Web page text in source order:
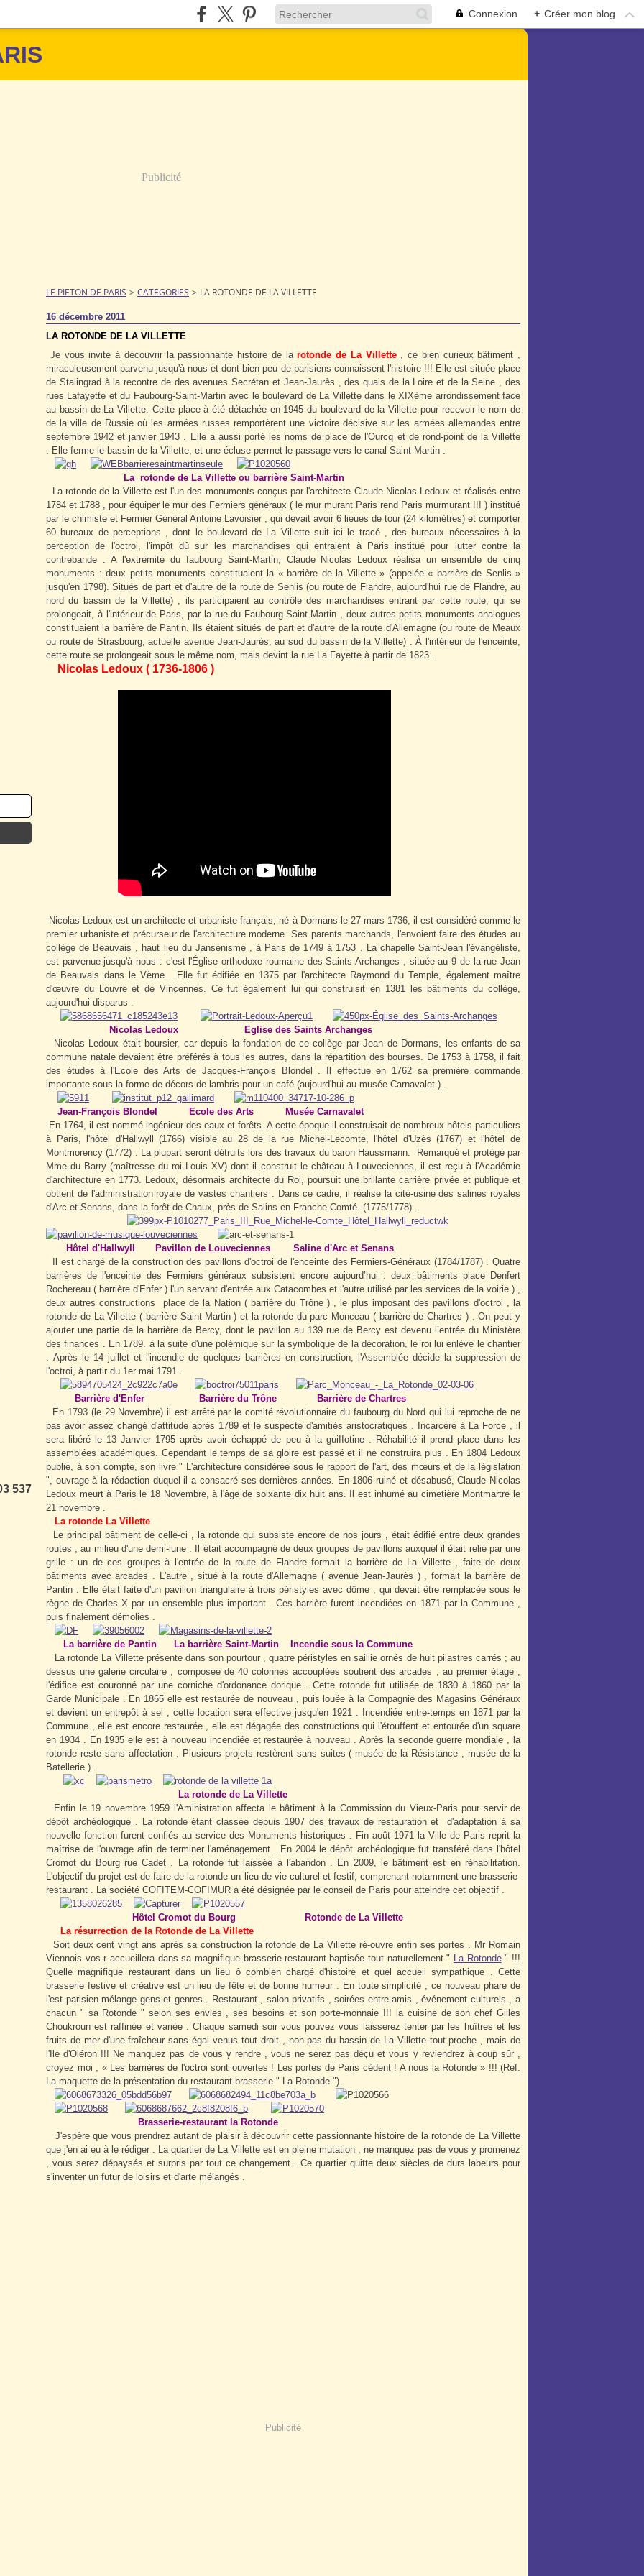
Connexion + Créer mon blog
Publicité
537
LE PIETON DE PARIS > CATEGORIES > LA ROTONDE DE LA VILLETTE
16 décembre 2011
LA ROTONDE DE LA VILLETTE
Je vous invite à découvrir la passionnante histoire de larotonde de La Villette , ce bien curieux bâtiment ,
miraculeusement parvenu jusqu'à nous et dont bien peu de parisiens connaissent l'histoire !!! Elle est située place
de Stalingrad à la recontre de des avenues Secrétan et Jean-Jaurès , des quais de la Loire et de la Seine , des
rues Lafayette et du Faubourg-Saint-Martin avec le boulevard de La Villette dans le XIXème arrondissement face
au bassin de La Villette. Cette place à été détachée en 1945 du boulevard de la Villette pour recevoir le nom de
de la ville de Russie où les armées russes remportèrent une victoire décisive sur les armées allemandes entre
septembre 1942 et janvier 1943 . Elle a aussi porté les noms de place de l'Ourcq et de rond-point de la Villette
. Elle ferme le bassin de la Villette, et une écluse permet le passage vers le canal Saint-Martin .
La rotonde de La Villette ou barrière Saint-Martin
La rotonde de la Villette est l'un des monuments conçus par l'architecte Claude Nicolas Ledoux et réalisés entre
1784 et 1788 , pour équiper le mur des Fermiers généraux ( le mur murant Paris rend Paris murmurant !!! ) institué
par le chimiste et Fermier Général Antoine Lavoisier , qui devait avoir 6 lieues de tour (24 kilomètres) et comporter
60 bureaux de perceptions , dont le boulevard de La Villette suit ici le tracé , des bureaux nécessaires à la
perception de l'octroi, l'impôt dû sur les marchandises qui entraient à Paris institué pour lutter contre la
contrebande . A l'extrémité du faubourg Saint-Martin, Claude Nicolas Ledoux réalisa un ensemble de cinq
monuments : deux petits monuments constituaient la « barrière de la Villette » (appelée « barrière de Senlis »
jusqu'en 1798). Situés de part et d'autre de la route de Senlis (ou route de Flandre, aujourd'hui rue de Flandre, au
nord du bassin de la Villette) , ils participaient au contrôle des marchandises entrant par cette route, qui se
prolongeait, à l'intérieur de Paris, par la rue du Faubourg-Saint-Martin , deux autres petits monuments analogues
constituaient la barrière de Pantin. Ils étaient situés de part et d'autre de la route d'Allemagne (ou route de Meaux
ou route de Strasbourg, actuelle avenue Jean-Jaurès, au sud du bassin de la Villette) . À l'intérieur de l'enceinte,
cette route se prolongeait sous le même nom, mais devint la rue La Fayette à partir de 1823 .
Nicolas Ledoux ( 1736-1806 )
Nicolas Ledoux est un architecte et urbaniste français, né à Dormans le 27 mars 1736, il est considéré comme le
premier urbaniste et précurseur de l'architecture moderne. Ses parents marchands, l'envoient faire des études au
collège de Beauvais , haut lieu du Jansénisme , à Paris de 1749 à 1753 . La chapelle Saint-Jean l'évangéliste,
est parvenue jusqu'à nous : c'est l'Église orthodoxe roumaine des Saints-Archanges , située au 9 de la rue Jean
de Beauvais dans le Vème . Elle fut édifiée en 1375 par l'architecte Raymond du Temple, également maître
d'œuvre du Louvre et de Vincennes. Ce fut également lui qui construisit en 1381 les bâtiments du collège,
aujourd'hui disparus .
Nicolas Ledoux Eglise des Saints Archanges
Nicolas Ledoux était boursier, car depuis la fondation de ce collège par Jean de Dormans, les enfants de sa
commune natale devaient être préférés à tous les autres, dans la répartition des bourses. De 1753 à 1758, il fait
des études à l'Ecole des Arts de Jacques-François Blondel . Il effectue en 1762 sa première commande
importante sous la forme de décors de lambris pour un café (aujourd'hui au musée Carnavalet ) .
Jean-François Blondel Ecole des Arts Musée Carnavalet
En 1764, il est nommé ingénieur des eaux et forêts. A cette époque il construisait de nombreux hôtels particuliers
à Paris, l'hôtel d'Hallwyll (1766) visible au 28 de la rue Michel-Lecomte, l'hôtel d'Uzès (1767) et l'hôtel de
Montmorency (1772) . La plupart seront détruits lors des travaux du baron Haussmann. Remarqué et protégé par
Mme du Barry (maîtresse du roi Louis XV) dont il construit le château à Louveciennes, il est reçu à l'Académie
d'architecture en 1773. Ledoux, désormais architecte du Roi, poursuit une brillante carrière privée et publique et
obtient de l'administration royale de vastes chantiers . Dans ce cadre, il réalise la cité-usine des salines royales
d'Arc et Senans, dans la forêt de Chaux, près de Salins en Franche Comté. (1775/1778) .
Hôtel d'Hallwyll Pavillon de Louveciennes Saline d'Arc et Senans
Il est chargé de la construction des pavillons d'octroi de l'enceinte des Fermiers-Généraux (1784/1787) . Quatre
barrières de l'enceinte des Fermiers généraux subsistent encore aujourd’hui : deux bâtiments place Denfert
Rochereau ( barrière d'Enfer ) l'un servant d'entrée aux Catacombes et l'autre utilisé par les services de la voirie ) ,
deux autres constructions place de la Nation ( barrière du Trône ) , le plus imposant des pavillons d'octroi , la
rotonde de La Villette ( barrière Saint-Martin ) et la rotonde du parc Monceau ( barrière de Chartres ) .On peut y
ajouter une partie de la barrière de Bercy, dont le pavillon au 139 rue de Bercy est devenu l’entrée du Ministère
des finances . En 1789. à la suite d'une polémique sur la symbolique de la décoration, le roi lui enlève le chantier
. Après le 14 juillet et l'incendie de quelques barrières en construction, l'Assemblée décide la suppression de
l'octroi, à partir du 1er mai 1791 .
Barrière d'Enfer Barrière du Trône Barrière de Chartres
En 1793 (le 29 Novembre) il est arrêté par le comité révolutionnaire du faubourg du Nord qui lui reproche de ne
pas avoir assez changé d'attitude après 1789 et le suspecte d'amitiés aristocratiques . Incarcéré à La Force , il
sera libéré le 13 Janvier 1795 après avoir échappé de peu à la guiIIotine . Réhabilité il prend place dans les
assemblées académiques. Cependant le temps de sa gloire est passé et il ne construira plus . En 1804 Ledoux
publie, à son compte, son livre " L'architecture considérée sous le rapport de l'art, des mœurs et de la législation
", ouvrage à la rédaction duquel il a consacré ses dernières années. En 1806 ruiné et désabusé, Claude Nicolas
Ledoux meurt à Paris le 18 Novembre, à l'âge de soixante dix huit ans. Il est inhumé au cimetière Montmartre le
21 novembre .
La rotonde La Villette
Le principal bâtiment de celle-ci , la rotonde qui subsiste encore de nos jours , était édifié entre deux grandes
routes , au milieu d'une demi-lune . Il était accompagné de deux groupes de pavillons auxquel il était relié par une
grille : un de ces groupes à l'entrée de la route de Flandre formait la barrière de La Villette , faite de deux
bâtiments avec arcades . L'autre , situé à la route d'Allemagne ( avenue Jean-Jaurès ) , formait la barrière de
Pantin . Elle était faite d'un pavillon triangulaire à trois péristyles avec dôme , qui devait être remplacée sous le
règne de Charles X par un ensemble plus important . Ces barrière furent incendiées en 1871 par la Commune ,
puis finalement démolies .
La barrière de Pantin La barrière Saint-Martin Incendie sous la Commune
La rotonde La Villette présente dans son pourtour , quatre péristyles en saillie ornés de huit pilastres carrés ; au
dessus une galerie circulaire , composée de 40 colonnes accouplées soutient des arcades ; au premier étage ,
l'édifice est couronné par une corniche d'ordonance dorique . Cette rotonde fut utilisée de 1830 à 1860 par la
Garde Municipale . En 1865 elle est restaurée de nouveau , puis louée à la Compagnie des Magasins Généraux
et devient un entrepôt à sel , cette location sera effective jusqu'en 1921 . Incendiée entre-temps en 1871 par la
Commune , elle est encore restaurée , elle est dégagée des constructions qui l'étouffent et entourée d'un square
en 1934 . En 1935 elle est à nouveau incendiée et restaurée à nouveau . Après la seconde guerre mondiale , la
rotonde reste sans affectation . Plusieurs projets restèrent sans suites ( musée de la Résistance , musée de la
Batellerie ) .
La rotonde de La Villette
Enfin le 19 novembre 1959 l'Aministration affecta le bâtiment à la Commission du Vieux-Paris pour servir de
dépôt archéologique . La rotonde étant classée depuis 1907 des travaux de restauration et d'adaptation à sa
nouvelle fonction furent confiés au service des Monuments historiques . Fin août 1971 la Ville de Paris reprit la
maîtrise de l'ouvrage afin de terminer l'aménagement . En 2004 le dépôt archéologique fut transféré dans l'hôtel
Cromot du Bourg rue Cadet . La rotonde fut laissée à l'abandon . En 2009, le bâtiment est en réhabilitation.
L'objectif du projet est de faire de la rotonde un lieu de vie culturel et festif, comprenant notamment une brasserie-
restaurant . La société COFITEM-COFIMUR a été désignée par le conseil de Paris pour atteindre cet objectif .
Hôtel Cromot du Bourg Rotonde de La Villette
La résurrection de la Rotonde de La Villette
Soit deux cent vingt ans après sa construction la rotonde de La Villette ré-ouvre enfin ses portes . Mr Romain
Viennois vos r accueillera dans sa magnifique brasserie-restaurant baptisée tout naturellement " La Rotonde" !!!
Quelle magnifique restaurant dans un lieu ô combien chargé d'histoire et quel accueil sympathique . Cette
brasserie festive et créative est un lieu de fête et de bonne humeur . En toute simplicité , ce nouveau phare de
l'est parisien mélange gens et genres . Restaurant , salon privatifs , soirées entre amis , événement culturels , a
chacun " sa Rotonde " selon ses envies , ses besoins et son porte-monnaie !!! la cuisine de son chef Gilles
Choukroun est raffinée et variée . Chaque samedi soir vous pouvez vous laisserez tenter par les huîtres et les
fruits de mer d'une fraîcheur sans égal venus tout droit , non pas du bassin de La Villette tout proche , mais de
l'Ile d'Oléron !!! Ne manquez pas de vous y rendre , vous ne serez pas déçu et vous y reviendrez à coup sûr ,
croyez moi , « Les barrières de l'octroi sont ouvertes ! Les portes de Paris cèdent ! A nous la Rotonde » !!!(Ref.
La maquette de la présentation du restaurant-brasserie " La Rotonde ") .
Brasserie-restaurant la Rotonde
J'espère que vous prendrez autant de plaisir à découvrir cette passionnante histoire de la rotonde de La Villette
que j'en ai eu à le rédiger . La quartier de La Villette est en pleine mutation , ne manquez pas de vous y promenez
, vous serez dépaysés et surpris par tout ce changement . Ce quartier quitte deux siècles de durs labeurs pour
s'inventer un futur de loisirs et d'arte mélangés .
Publicité